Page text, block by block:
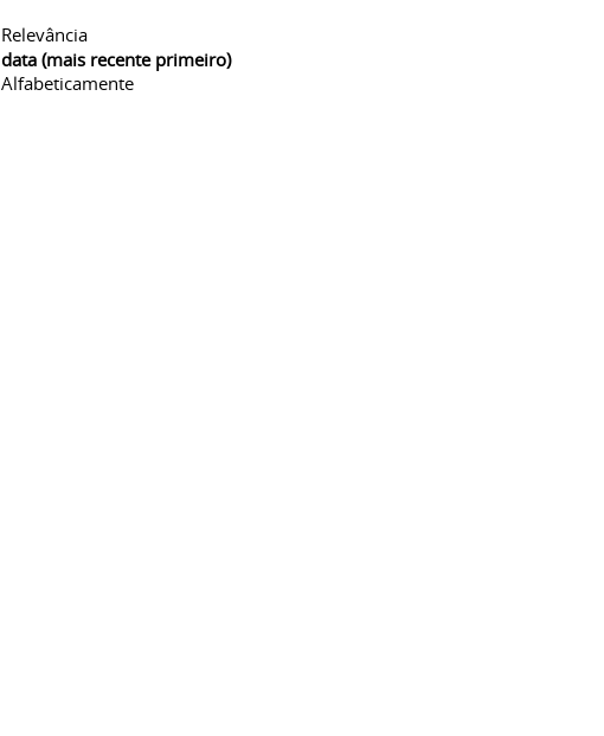
Relevância
data (mais recente primeiro)
Alfabeticamente